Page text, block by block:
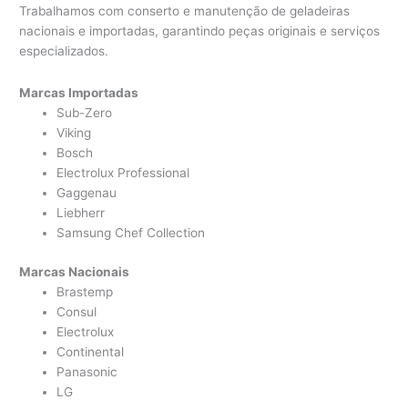
Trabalhamos com conserto e manutenção de geladeiras
nacionais e importadas, garantindo peças originais e serviços
especializados.
Marcas Importadas
Sub-Zero
Viking
Bosch
Electrolux Professional
Gaggenau
Liebherr
Samsung Chef Collection
Marcas Nacionais
Brastemp
Consul
Electrolux
Continental
Panasonic
LG